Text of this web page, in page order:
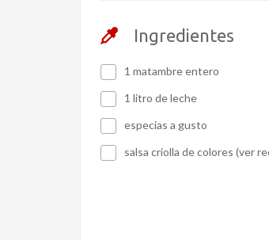
Ingredientes
1 matambre entero
1 litro de leche
especias a gusto
salsa criolla de colores (ver